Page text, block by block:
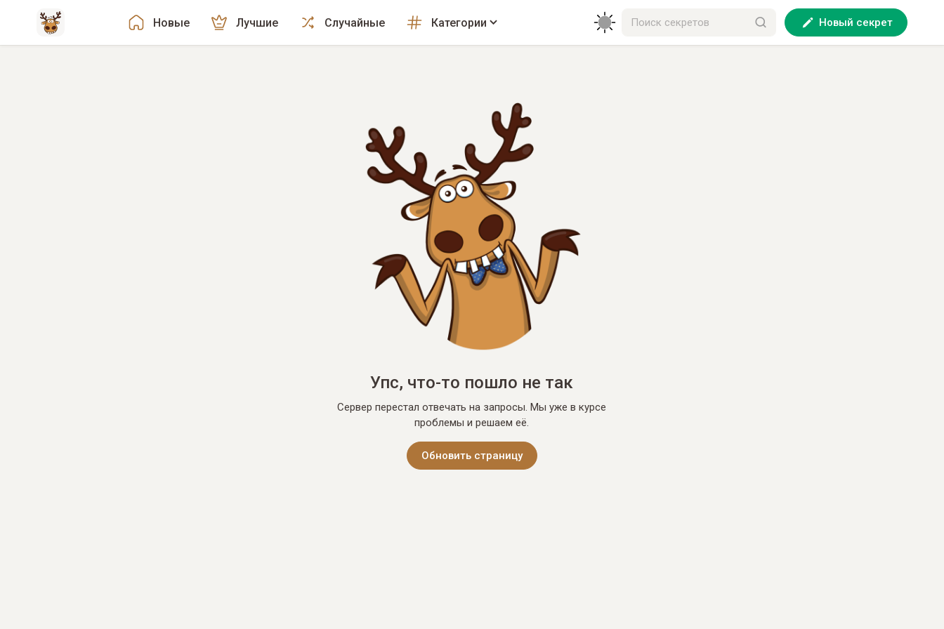
Новые Лучшие Случайные Категории Новый секрет
Упс, что-то пошло не так
Сервер перестал отвечать на запросы. Мы уже в курсе
проблемы и решаем её.
Обновить страницу